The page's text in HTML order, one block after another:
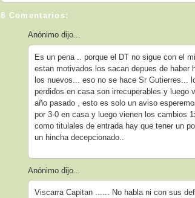
8 Comentarios:
Anónimo dijo...
Es un pena .. porque el DT no sigue con el
estan motivados los sacan depues de haber
los nuevos... eso no se hace Sr Gutierres...
perdidos en casa son irrecuperables y luego
año pasado , esto es solo un aviso
por 3-0 en casa y luego vienen los cambios
como titulales de entrada hay que tener un
un hincha decepcionado..
Anónimo dijo...
Viscarra Capitan ...... No habla ni con sus